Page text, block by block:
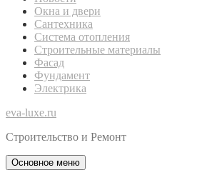
Окна и двери
Сантехника
Система отопления
Строительные материалы
Фасад
Фундамент
Электрика
eva-luxe.ru
Строительство и Ремонт
Основное меню